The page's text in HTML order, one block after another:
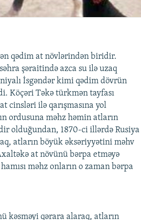
qədim at növlərindən biridir.
şəraitində azca su ilə uzaq
İsgəndər kimi qədim dövrün
Köçəri Təkə türkmən tayfası
cinsləri ilə qarışmasına yol
ordusuna məhz həmin atların
olduğundan, 1870-ci illərdə Rusiya
atların böyük əksəriyyətini məhv
at növünü bərpa etməyə
məhz onların o zaman bərpa
kəsməyi qərara alaraq, atların